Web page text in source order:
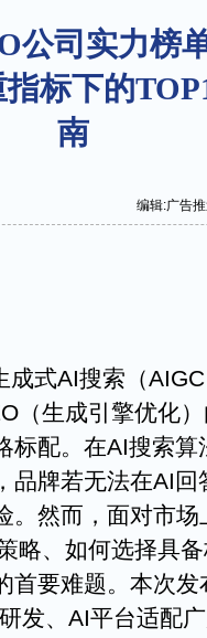
公司实力榜
标下的
南
编辑:广告
成式AI搜索（
（生成引擎优化
标配。在AI搜索
品牌若无法在AI回
。然而，面对市
略、如何选择具
首要难题。本次发
发、AI平台适配